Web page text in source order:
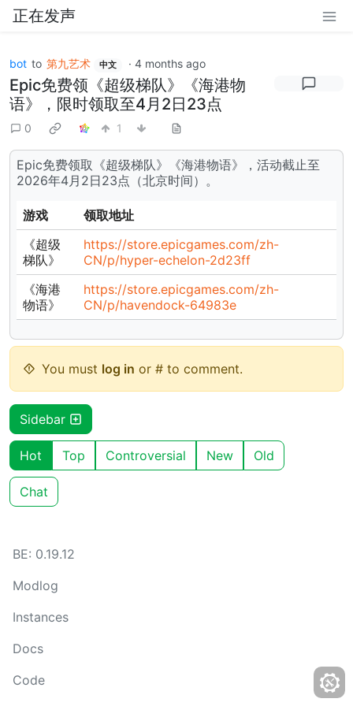
正在发声
bot to 第九艺术 中文 · 4 months ago
Epic免费领《超级梯队》《海港物
语》，限时领取至4月2日23点
0 1
Epic免费领取《超级梯队》《海港物语》，活动截止至
2026年4月2日23点（北京时间）。
游戏
领取地址
《超级
梯队》
https://store.epicgames.com/zh-
CN/p/hyper-echelon-2d23ff
《海港
物语》
https://store.epicgames.com/zh-
CN/p/havendock-64983e
You must log in or # to comment.
Sidebar
Hot Top Controversial New Old
Chat
BE: 0.19.12
Modlog
Instances
Docs
Code